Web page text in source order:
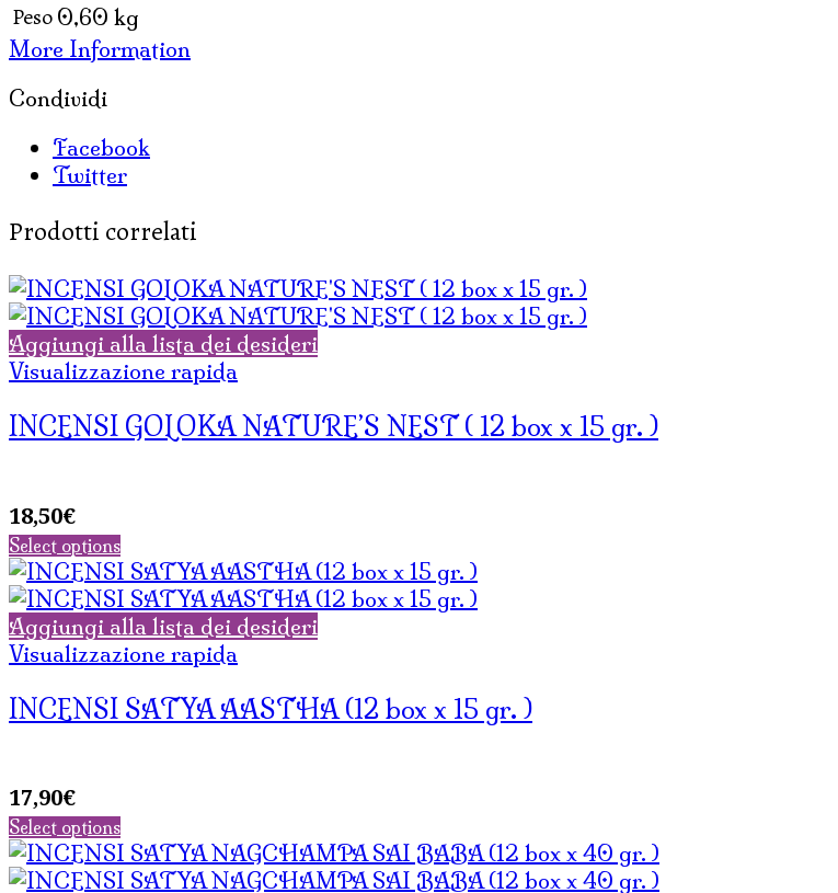
box
x
gr)
quantità
Peso 0,60 kg
More Information
Condividi
Facebook
Twitter
Prodotti correlati
Aggiungi alla lista dei desideri
Visualizzazione rapida
INCENSI GOLOKA NATURE’S NEST ( 12 box x 15 gr. )
18,50€
Select options
Aggiungi alla lista dei desideri
Visualizzazione rapida
INCENSI SATYA AASTHA (12 box x 15 gr. )
17,90€
Select options